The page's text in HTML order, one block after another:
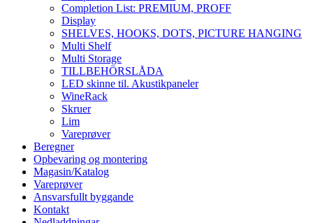
Completion List: PREMIUM, PROFF
Display
SHELVES, HOOKS, DOTS, PICTURE HANGING
Multi Shelf
Multi Storage
TILLBEHÖRSLÅDA
LED skinne til. Akustikpaneler
WineRack
Skruer
Lim
Vareprøver
Beregner
Opbevaring og montering
Magasin/Katalog
Vareprøver
Ansvarsfullt byggande
Kontakt